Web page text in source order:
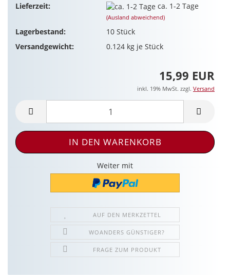
Lieferzeit:
ca. 1-2 Tage
(Ausland abweichend)
Lagerbestand: 10 Stück
Versandgewicht:
0.124kg je Stück
15,99 EUR
inkl. 19% MwSt. zzgl. Versand
Weiter mit
AUF DEN MERKZETTEL
WOANDERS GÜNSTIGER?
FRAGE ZUM PRODUKT